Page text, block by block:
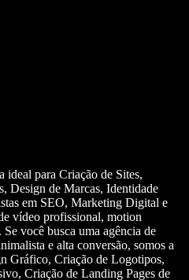
ideal para Criação de Sites,
Design de Marcas, Identidade
em SEO, Marketing Digital e
vídeo profissional, motion
você busca uma agência de
e alta conversão, somos a
Gráfico, Criação de Logotipos,
Criação de Landing Pages de